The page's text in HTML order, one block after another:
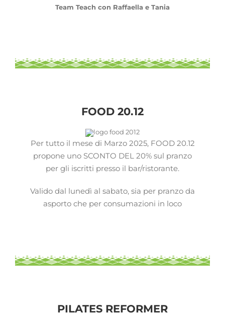
Team Teach con Raffaella e Tania
FOOD 20.12
Per tutto il mese di Marzo 2025, FOOD 20.12
propone uno SCONTO DEL 20% sul pranzo
per gli iscritti presso il bar/ristorante.
Valido dal lunedì al sabato, sia per pranzo da
asporto che per consumazioni in loco
PILATES REFORMER